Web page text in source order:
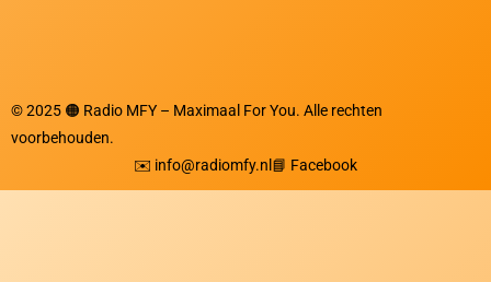
© 2025 🟠 Radio MFY – Maximaal For You. Alle rechten
voorbehouden.
✉️ info@radiomfy.nl📘 Facebook